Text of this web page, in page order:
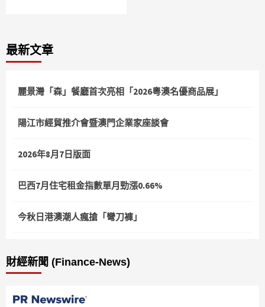
最新文章
麗景灣「森」餐廳首次亮相「2026粵澳名優商品展」
陽江市經貿推介會暨澳門企業家座談會
2026年8月7日版面
巴西7月住宅租金指數單月勁漲0.66%
今秋日港澳潮人瘋搶「彎刀褲」
財經新聞 (Finance-News)